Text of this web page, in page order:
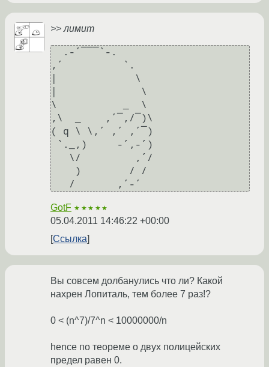
>> лимит
,´          `.
|             \
|              \
\           _  \
,\  _    ,´¯,/¯)\
( q \ \,´ ,´ ,´¯)
GotF ★★★★★
05.04.2011 14:46:22 +00:00
Ссылка
Вы совсем долбанулись что ли? Какой
нахрен Лопиталь, тем более 7 раз!?
0 < (n^7)/7^n < 10000000/n
hence по теореме о двух полицейских
предел равен 0.